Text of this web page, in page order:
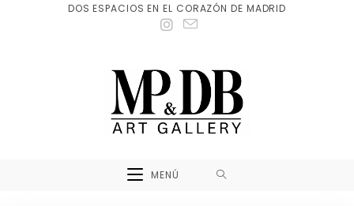
DOS ESPACIOS EN EL CORAZÓN DE MADRID
MENÚ